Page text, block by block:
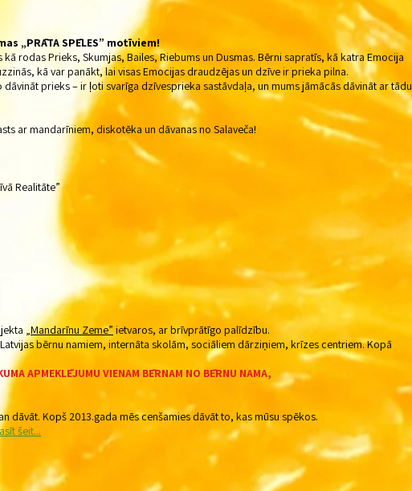
„PRĀTA SPĒLES” motīviem!
rodas Prieks, Skumjas, Bailes, Riebums un Dusmas. Bērni sapratīs, kā katra Emocija
kā var panākt, lai visas Emocijas draudzējas un dzīve ir prieka pilna.
prieks – ir ļoti svarīga dzīvesprieka sastāvdaļa, un mums jāmācās dāvināt ar tādu
ar mandarīniem, diskotēka un dāvanas no Salaveča!
Realitāte”
„Mandarīnu Zeme”ietvaros, ar brīvprātīgo palīdzību.
bērnu namiem, internāta skolām, sociāliem dārziņiem, krīzes centriem. Kopā
APMEKLĒJUMU VIENAM BĒRNAM NO BĒRNU NAMA,
dāvāt. Kopš 2013.gada mēs cenšamies dāvāt to, kas mūsu spēkos.
šeit...